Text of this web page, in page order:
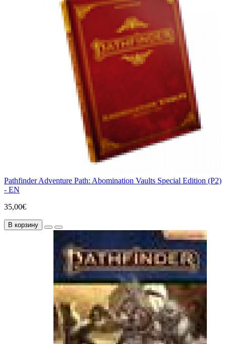
Pathfinder Adventure Path: Abomination Vaults Special Edition (P2)
- EN
35,00€
В корзину